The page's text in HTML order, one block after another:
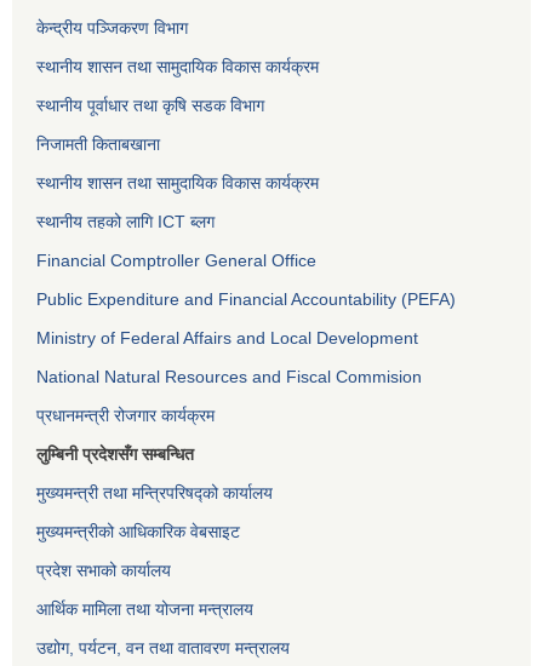
केन्द्रीय पञ्जिकरण विभाग
स्थानीय शासन तथा सामुदायिक विकास कार्यक्रम
स्थानीय पूर्वाधार तथा कृषि सडक विभाग
निजामती किताबखाना
स्थानीय शासन तथा सामुदायिक विकास कार्यक्रम
स्थानीय तहको लागि ICT ब्लग
Financial Comptroller General Office
Public Expenditure and Financial Accountability (PEFA)
Ministry of Federal Affairs and Local Development
National Natural Resources and Fiscal Commision
प्रधानमन्त्री रोजगार कार्यक्रम
लुम्बिनी प्रदेशसँग सम्बन्धित
मुख्यमन्त्री तथा मन्त्रिपरिषद्को कार्यालय
मुख्यमन्त्रीको आधिकारिक वेबसाइट
प्रदेश सभाको कार्यालय
आर्थिक मामिला तथा योजना मन्त्रालय
उद्योग, पर्यटन, वन तथा वातावरण मन्त्रालय